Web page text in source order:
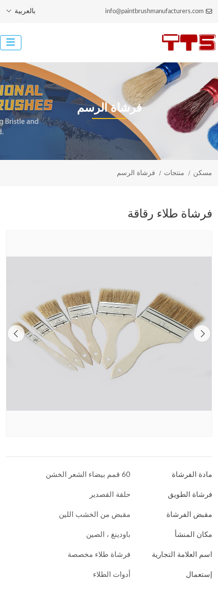
info@paintbrushmanufacturers.com بالعربية
فرشاة الرسم
مسكن منتجات فرشاة الرسم
فرشاة طلاء رقاقة
مادة الفرشاة 60 قمم بيضاء الشعر الخشن
فرشاة الطويق حلقة القصدير
مقبض الفرشاة مقبض من الخشب اللين
مكان المنشأ باودينغ ، الصين
اسم العلامة التجارية فرشاة طلاء مخصصة
إستعمال أدوات الطلاء